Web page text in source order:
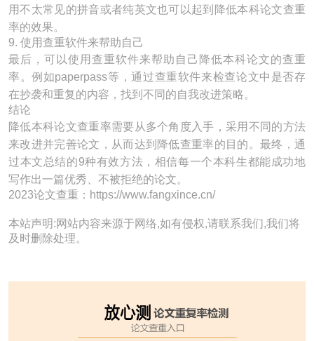
用不太常见的拼音或者纯英文也可以起到降低本科论文查重
率的效果。
9. 使用查重软件来帮助自己
最后，可以使用查重软件来帮助自己降低本科论文的查重
率。例如paperpass等，通过查重软件来检查论文中是否存
在抄袭和重复的内容，找到不同的自我改进策略。
结论
降低本科论文查重率需要从多个角度入手，采用不同的方法
来改进并完善论文，从而达到降低查重率的目的。最终，通
过本文总结的9种有效方法，相信每一个本科生都能成功地
写作出一篇优秀、不被拒绝的论文。
2023论文查重：https://www.fangxince.cn/
本站声明:网站内容来源于网络,如有侵权,请联系我们,我们将
及时删除处理。